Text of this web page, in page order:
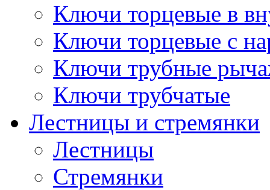
Ключи торцевые в
Ключи торцевые с
Ключи трубные
Ключи трубчатые
Лестницы и стремянки
Лестницы
Стремянки